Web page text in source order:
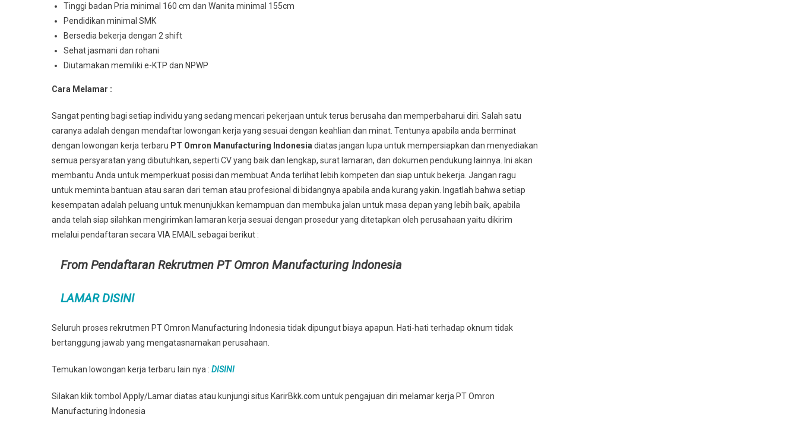
Tinggi badan Pria minimal 160 cm dan Wanita minimal 155cm
Pendidikan minimal SMK
Bersedia bekerja dengan 2 shift
Sehat jasmani dan rohani
Diutamakan memiliki e-KTP dan NPWP
Cara Melamar :
Sangat penting bagi setiap individu yang sedang mencari pekerjaan untuk terus berusaha dan memperbaharui diri. Salah satu
caranya adalah dengan mendaftar lowongan kerja yang sesuai dengan keahlian dan minat. Tentunya apabila anda berminat
dengan lowongan kerja terbaru PT Omron Manufacturing Indonesia diatas jangan lupa untuk mempersiapkan dan menyediakan
semua persyaratan yang dibutuhkan, seperti CV yang baik dan lengkap, surat lamaran, dan dokumen pendukung lainnya. Ini akan
membantu Anda untuk memperkuat posisi dan membuat Anda terlihat lebih kompeten dan siap untuk bekerja. Jangan ragu
untuk meminta bantuan atau saran dari teman atau profesional di bidangnya apabila anda kurang yakin. Ingatlah bahwa setiap
kesempatan adalah peluang untuk menunjukkan kemampuan dan membuka jalan untuk masa depan yang lebih baik, apabila
anda telah siap silahkan mengirimkan lamaran kerja sesuai dengan prosedur yang ditetapkan oleh perusahaan yaitu dikirim
melalui pendaftaran secara VIA EMAIL sebagai berikut :
From Pendaftaran Rekrutmen PT Omron Manufacturing Indonesia
LAMAR DISINI
Seluruh proses rekrutmen PT Omron Manufacturing Indonesia tidak dipungut biaya apapun. Hati-hati terhadap oknum tidak
bertanggung jawab yang mengatasnamakan perusahaan.
Temukan lowongan kerja terbaru lain nya : DISINI
Silakan klik tombol Apply/Lamar diatas atau kunjungi situs KarirBkk.com untuk pengajuan diri melamar kerja PT Omron
Manufacturing Indonesia